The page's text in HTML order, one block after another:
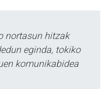
nortasun hitzak
eginda, tokiko
komunikabidea